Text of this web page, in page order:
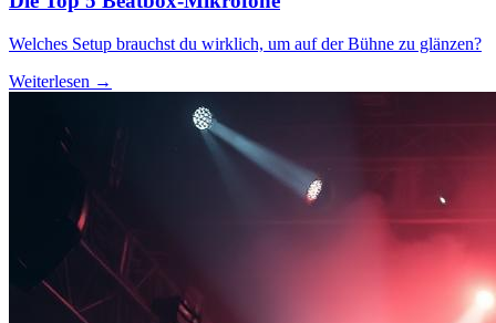
Welches Setup brauchst du wirklich, um auf der Bühne zu glänzen?
Weiterlesen →